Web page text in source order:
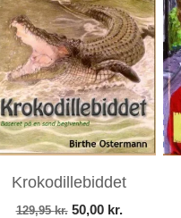
Krokodillebiddet
129,95kr. Den
50,00 kr.